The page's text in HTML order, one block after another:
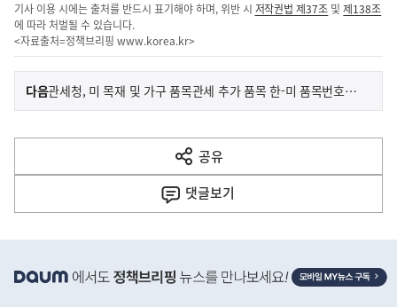
기사 이용 시에는 출처를 반드시 표기해야 하며, 위반 시 저작권법 제37조 및제138조
에 따라 처벌될 수 있습니다.
<자료출처=정책브리핑 www.korea.kr>
이
전
다
음
다음기
사
관세청, 미 목재 및 가구 품목관세 추가 품목 한-미 품목번호 연계표 공개
공유
열
기
댓글보기
단